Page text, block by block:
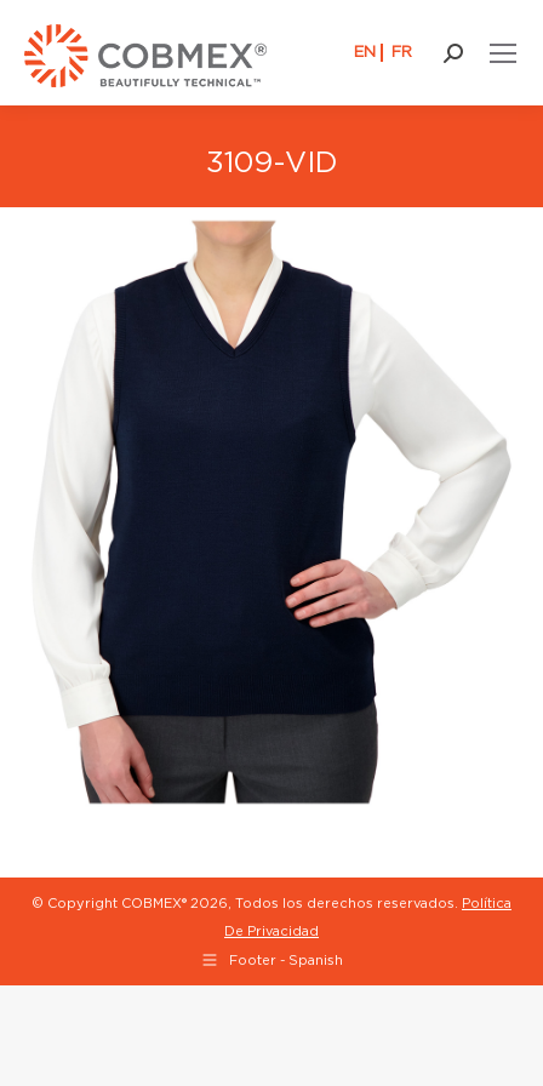
EN FR Buscar:
3109-VID
© Copyright COBMEX® 2026, Todos los derechos reservados. Política
De Privacidad
Footer - Spanish